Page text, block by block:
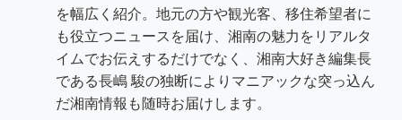
を幅広く紹介。地元の方や観光客、移住希望者に
も役立つニュースを届け、湘南の魅力をリアルタ
イムでお伝えするだけでなく、湘南大好き編集長
である長嶋 駿の独断によりマニアックな突っ込ん
だ湘南情報も随時お届けします。